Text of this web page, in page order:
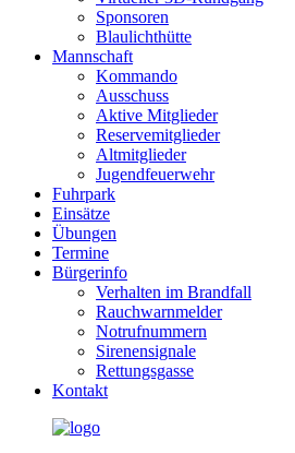
Sponsoren
Blaulichthütte
Mannschaft
Kommando
Ausschuss
Aktive Mitglieder
Reservemitglieder
Altmitglieder
Jugendfeuerwehr
Fuhrpark
Einsätze
Übungen
Termine
Bürgerinfo
Verhalten im Brandfall
Rauchwarnmelder
Notrufnummern
Sirenensignale
Rettungsgasse
Kontakt